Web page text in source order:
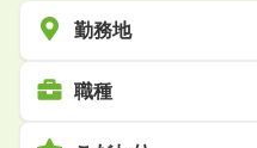
勤務地
職種